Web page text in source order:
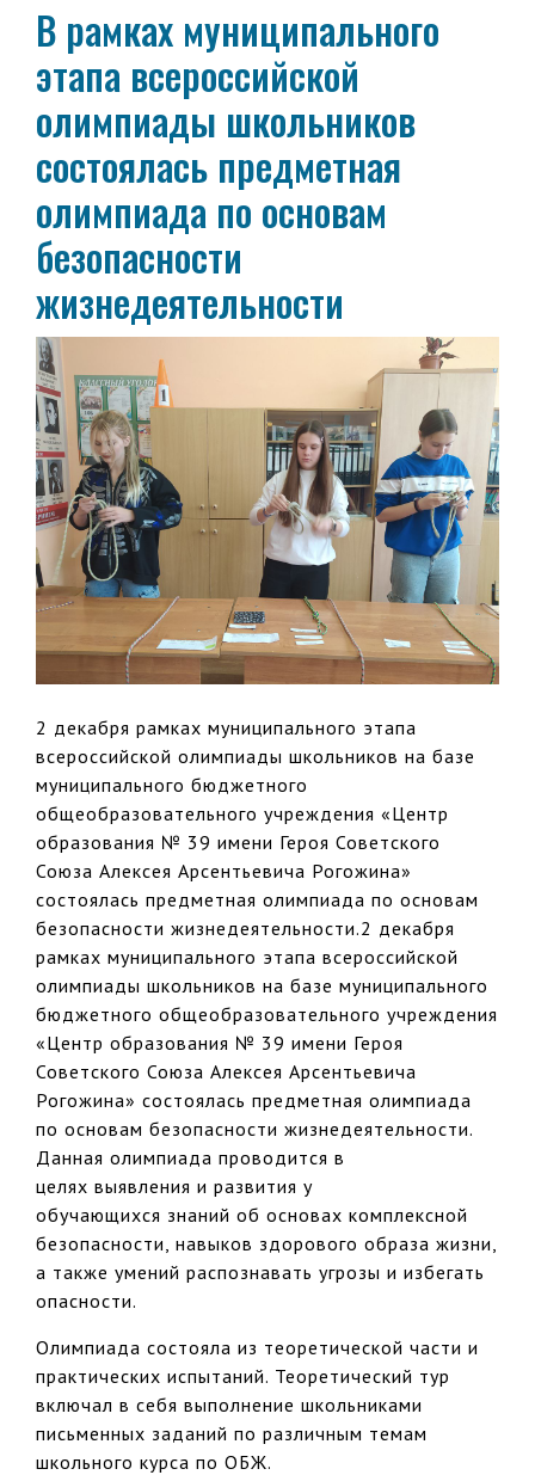
В рамках муниципального
этапа всероссийской
олимпиады школьников
состоялась предметная
олимпиада по основам
безопасности
жизнедеятельности
2 декабря рамках муниципального этапа
всероссийской олимпиады школьников на базе
муниципального бюджетного
общеобразовательного учреждения «Центр
образования № 39 имени Героя Советского
Союза Алексея Арсентьевича Рогожина»
состоялась предметная олимпиада по основам
безопасности жизнедеятельности.2 декабря
рамках муниципального этапа всероссийской
олимпиады школьников на базе муниципального
бюджетного общеобразовательного учреждения
«Центр образования № 39 имени Героя
Советского Союза Алексея Арсентьевича
Рогожина» состоялась предметная олимпиада
по основам безопасности жизнедеятельности.
Данная олимпиада проводится в
целях выявления и развития у
обучающихся знаний об основах комплексной
безопасности, навыков здорового образа жизни,
а также умений распознавать угрозы и избегать
опасности.
Олимпиада состояла из теоретической части и
практических испытаний. Теоретический тур
включал в себя выполнение школьниками
письменных заданий по различным темам
школьного курса по ОБЖ.